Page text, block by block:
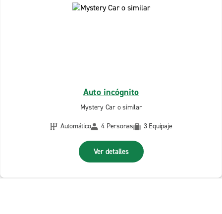
Auto incógnito
Mystery Car o similar
Automático
4 Personas 3 Equipaje
Ver detalles